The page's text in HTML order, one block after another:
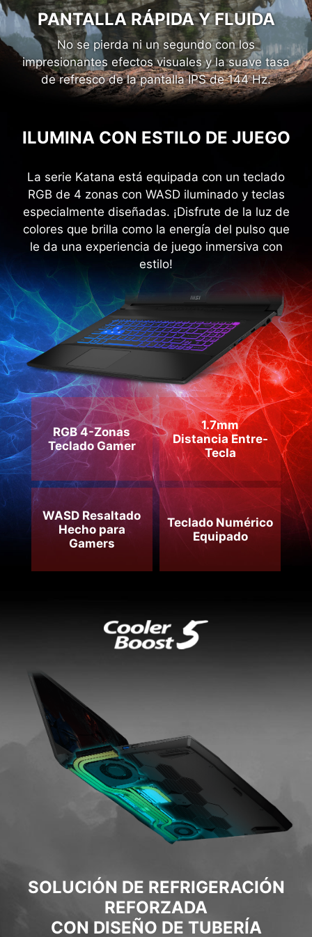
La serie Katana está equipada con un teclado
RGB de 4 zonas con WASD iluminado y teclas
especialmente diseñadas. ¡Disfrute de la luz de
colores que brilla como la energía del pulso que
le da una experiencia de juego inmersiva con
RGB 4-Zonas
Teclado Gamer
Distancia Entre-
Tecla
WASD Resaltado
Hecho para
Gamers
Teclado Numérico
Equipado
SOLUCIÓN DE REFRIGERACIÓN
REFORZADA
CON DISEÑO DE TUBERÍA
COMPARTIDA
Presentamos la nueva función de tubo
compartido, un tubo de calor acoplado tanto a la
capacidad térmica y liberar rendimiento de la
CPU. Con el Cooler Boost 5 de MSI, los jugadores
podrán explorar complejos mundos de juego sin
contratiempos.